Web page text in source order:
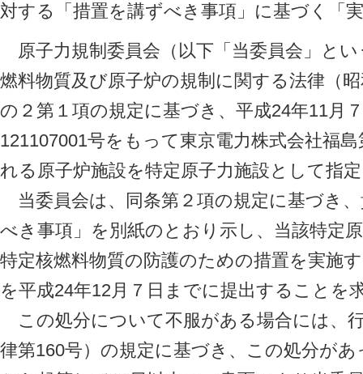
対する「措置を講ずべき事項」に基づく「
原子力規制委員会（以下「当委員会」と
燃料物質及び原子炉の規制に関する法律（
の２第１項の規定に基づき、平成24年11月
121107001号をもって東京電力株式会社福
れる原子炉施設を特定原子力施設として指
当委員会は、同条第２項の規定に基づき
べき事項」を別紙のとおり示し、当該特定
特定核燃料物質の防護のための措置を実施
を平成24年12月７日までに提出することを
この処分について不服がある場合には、
律第160号）の規定に基づき、この処分が